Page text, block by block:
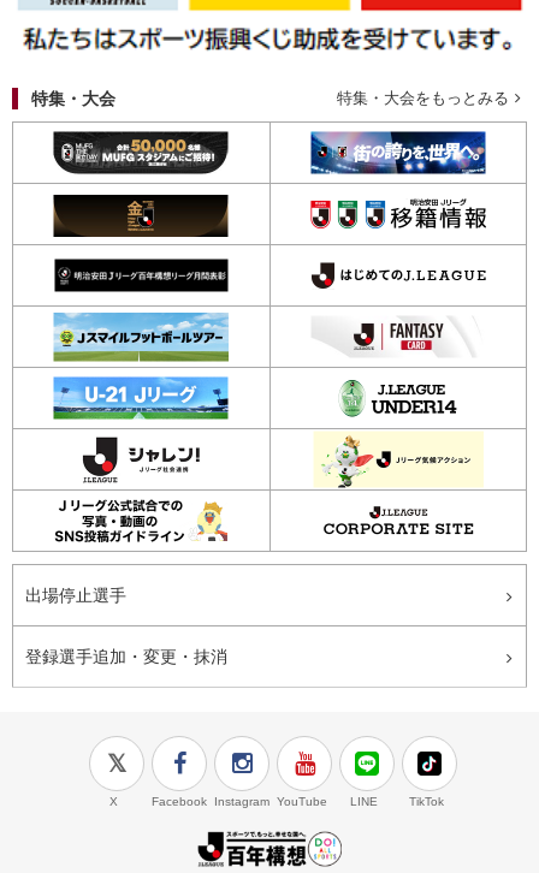
特集・大会 特集・大会をもっとみる
出場停止選手
登録選手追加・変更・抹消
X Facebook Instagram YouTube LINE TikTok